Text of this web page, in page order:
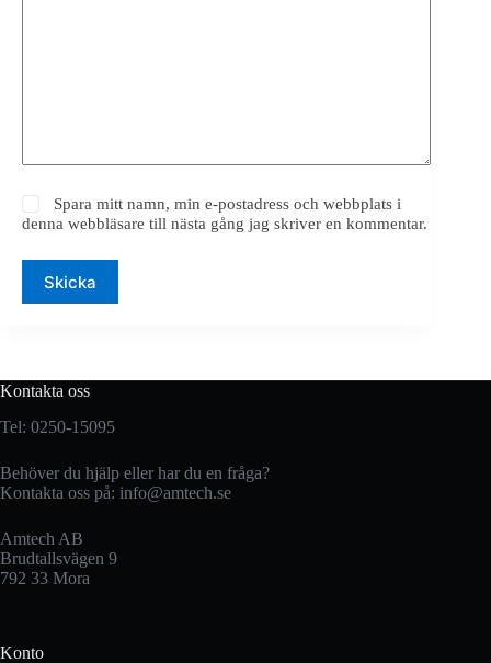
Spara mitt namn, min e-postadress och webbplats i
denna webbläsare till nästa gång jag skriver en kommentar.
Skicka
Kontakta oss
Tel: 0250-15095
Behöver du hjälp eller har du en fråga?
Kontakta oss på: info@amtech.se
Amtech AB
Brudtallsvägen 9
792 33 Mora
Konto